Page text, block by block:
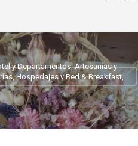
y Departamentos, Artesanías y
Hospedajes y Bed & Breakfast,